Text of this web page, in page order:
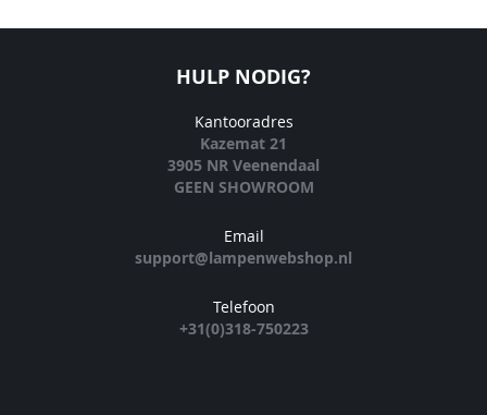
HULP NODIG?
Kantooradres
Kazemat 21
3905 NR Veenendaal
GEEN SHOWROOM
Email
support@lampenwebshop.nl
Telefoon
+31(0)318-750223